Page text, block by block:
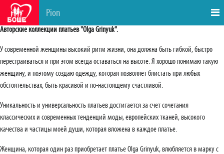
Pion
Авторские коллекции платьев "Olga Grinyuk".
У современной женщины высокий ритм жизни, она должна быть гибкой, быстро
перестраиваться и при этом всегда оставаться на высоте. Я хорошо понимаю такую
женщину, и поэтому создаю одежду, которая позволяет блистать при любых
обстоятельствах, быть красивой и по-настоящему счастливой.
Уникальность и универсальность платьев достигается за счет сочетания
классических и современных тенденций моды, европейских тканей, высокого
качества и частицы моей души, которая вложена в каждое платье.
Женщина, которая один раз приобретает платье Olga Grinyuk, влюбляется в марку с